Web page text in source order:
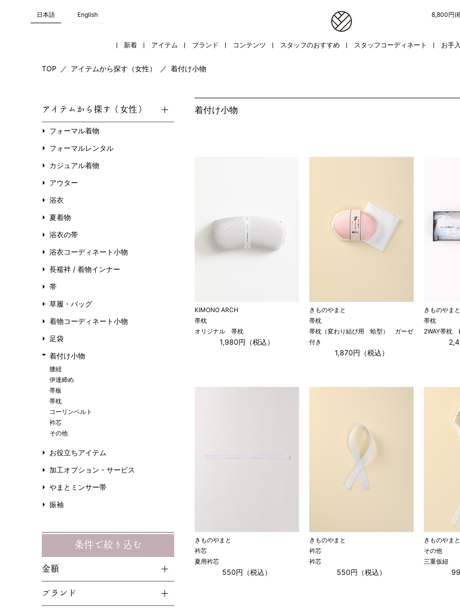
日本語 English 8,800円(
新着 アイテム ブランド コンテンツ スタッフのおすすめ スタッフコーディネート お手
TOP ／ アイテムから探す（女性） ／ 着付け小物
アイテムから探す（女性）
フォーマル着物
フォーマルレンタル
カジュアル着物
アウター
浴衣
夏着物
浴衣の帯
浴衣コーディネート小物
長襦袢 / 着物インナー
帯
草履・バッグ
着物コーディネート小物
足袋
着付け小物
腰紐
伊達締め
帯板
帯枕
コーリンベルト
衿芯
その他
お役立ちアイテム
加工オプション・サービス
やまとミンサー帯
振袖
条件で絞り込む
金額
ブランド
着付け小物
KIMONO ARCH
帯枕
オリジナル 帯枕
1,980円（税込）
きものやまと
帯枕
帯枕（変わり結び用 蛤型） ガーゼ
付き
1,870円（税込）
きものやまと
帯枕
2WAY帯枕
きものやまと
衿芯
夏用衿芯
550円（税込）
きものやまと
衿芯
衿芯
550円（税込）
きものやまと
その他
三重仮紐